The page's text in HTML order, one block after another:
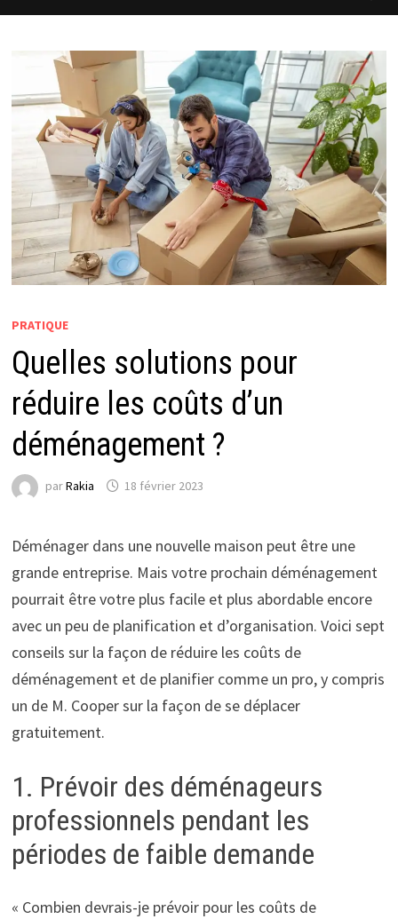
PRATIQUE
Quelles solutions pour
réduire les coûts d’un
déménagement ?
parRakia 18 février 2023
Déménager dans une nouvelle maison peut être une
grande entreprise. Mais votre prochain déménagement
pourrait être votre plus facile et plus abordable encore
avec un peu de planification et d’organisation. Voici sept
conseils sur la façon de réduire les coûts de
déménagement et de planifier comme un pro, y compris
un de M. Cooper sur la façon de se déplacer
gratuitement.
1. Prévoir des déménageurs
professionnels pendant les
périodes de faible demande
« Combien devrais-je prévoir pour les coûts de